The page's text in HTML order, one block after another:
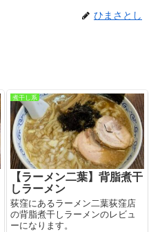
ひまさとし
煮干し系
【ラーメン二葉】背脂煮干
しラーメン
荻窪にあるラーメン二葉荻窪店
の背脂煮干しラーメンのレビュ
ーになります。